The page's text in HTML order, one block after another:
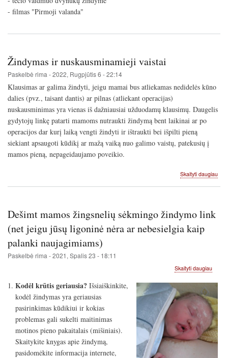
- filmas "Pirmoji valanda"
Žindymas ir nuskausminamieji vaistai
Paskelbė rima -2022, Rugpjūtis 6 - 22:14
Klausimas ar galima žindyti, jeigu mamai bus atliekamas nedidelės kūno
dalies (pvz., taisant dantis) ar pilnas (atliekant operacijas)
nuskausminimas yra vienas iš dažniausiai užduodamų klausimų. Daugelis
gydytojų linkę patarti mamoms nutraukti žindymą bent laikinai ar po
operacijos dar kurį laiką vengti žindyti ir ištraukti bei išpilti pieną
siekiant apsaugoti kūdikį ar mažą vaiką nuo galimo vaistų, patekusių į
mamos pieną, nepageidaujamo poveikio.
Skaityti daugiauapie
Dešimt mamos žingsnelių sėkmingo žindymo link
(net jeigu jūsų ligoninė nėra ar nebesielgia kaip
palanki naujagimiams)
Paskelbė rima -2021, Spalis 23 - 18:11
Skaityti daugiauapie
link
(net
jeigu
jūsų
Kodėl krūtis geriausia? Išsiaiškinkite,
kodėl žindymas yra geriausias
pasirinkimas kūdikiui ir kokias
problemas gali sukelti maitinimas
motinos pieno pakaitalais (mišiniais).
Skaitykite knygas apie žindymą,
pasidomėkite informacija internete,